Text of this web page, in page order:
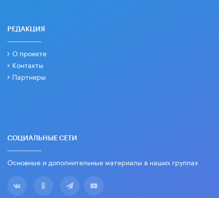
РЕДАКЦИЯ
О проекте
Контакты
Партнеры
СОЦИАЛЬНЫЕ СЕТИ
Основные и дополнительные материалы в наших группах